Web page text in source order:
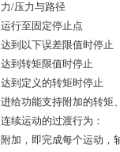
力/压力与路径
运行至固定停止点
达到以下误差限值时停止
达到转矩限值时停止
达到定义的转矩时停止
进给功能支持附加的转矩
连续运动的过渡行为：
附加，即完成每个运动，